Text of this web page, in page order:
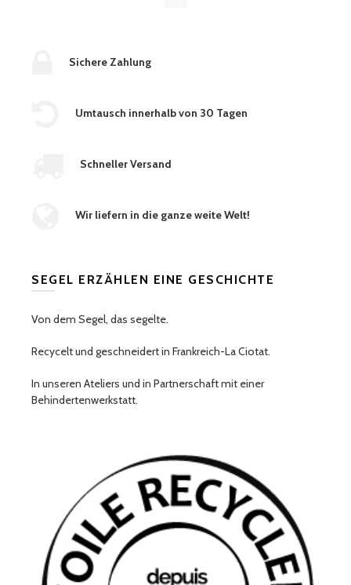
Sichere Zahlung
Umtausch innerhalb von 30 Tagen
Schneller Versand
Wir liefern in die ganze weite Welt!
SEGEL ERZÄHLEN EINE GESCHICHTE
Von dem Segel, das segelte.
Recycelt und geschneidert in Frankreich-La Ciotat.
In unseren Ateliers und in Partnerschaft mit einer
Behindertenwerkstatt.